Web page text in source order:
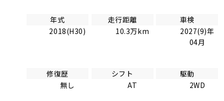
年式
2018(H30)
走行距離
10.3万km
車検
2027(9)年
04月
修復歴
無し
シフト
AT
駆動
2WD